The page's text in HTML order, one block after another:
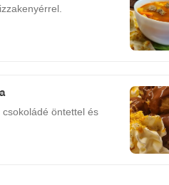
öntettel és